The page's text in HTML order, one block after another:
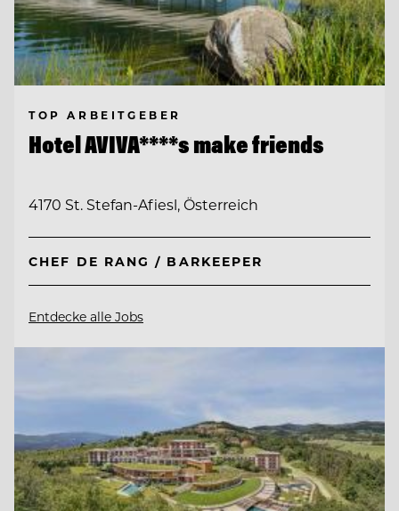
TOP ARBEITGEBER
Hotel AVIVA****s make friends
4170 St. Stefan-Afiesl, Österreich
CHEF DE RANG / BARKEEPER
Entdecke alle Jobs